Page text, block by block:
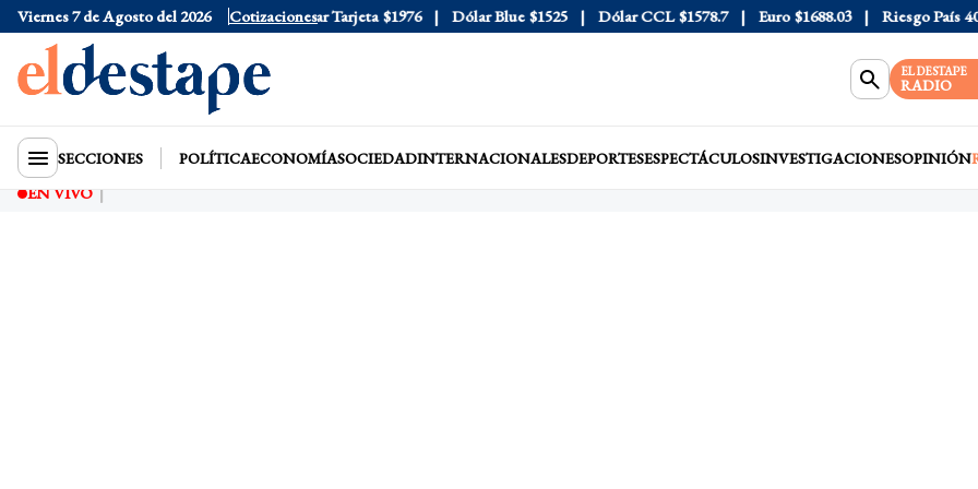
Viernes 7 de Agosto del 2026 Cotizaciones
Dólar Oficial $1520 Dólar Tarjeta $1976 Dólar Blue $1525 Dólar CCL $1578.7 Euro $1688.03 Riesgo País 408
EL DESTAPE
RADIO
SECCIONES POLÍTICAECONOMÍASOCIEDADINTERNACIONALESDEPORTESESPECTÁCULOSINVESTIGACIONESOPINIÓN
EN VIVO